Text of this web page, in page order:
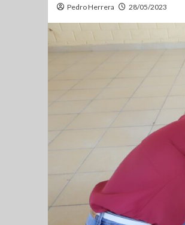
Pedro Herrera 28/05/2023